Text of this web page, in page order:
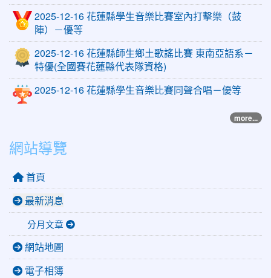
2025-12-16 花蓮縣學生音樂比賽室內打擊樂（鼓
陣）－優等
2025-12-16 花蓮縣師生鄉土歌謠比賽 東南亞語系－
特優(全國賽花蓮縣代表隊資格)
2025-12-16 花蓮縣學生音樂比賽同聲合唱－優等
more...
網站導覽
首頁
最新消息
分月文章
網站地圖
電子相簿